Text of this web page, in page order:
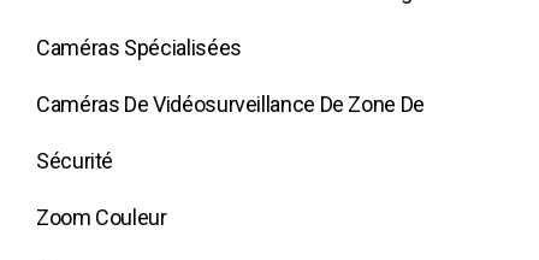
Caméras Spécialisées
Caméras De Vidéosurveillance De Zone De
Sécurité
Zoom Couleur